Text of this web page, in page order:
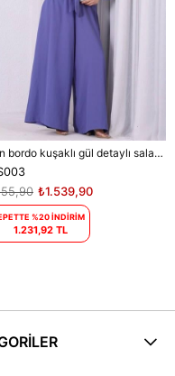
kadın bordo kuşaklı gül detaylı salaş tulum DPMS003
₺1.539,90
%20 İNDİRİM
1.231,92 TL